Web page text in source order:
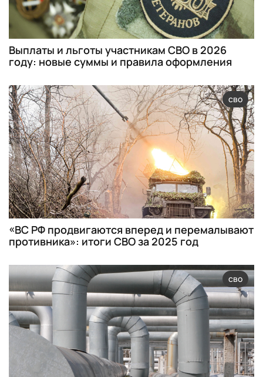
Выплаты и льготы участникам СВО в 2026
году: новые суммы и правила оформления
сво
«ВС РФ продвигаются вперед и перемалывают
противника»: итоги СВО за 2025 год
сво